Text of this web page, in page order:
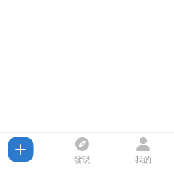
發現 我的